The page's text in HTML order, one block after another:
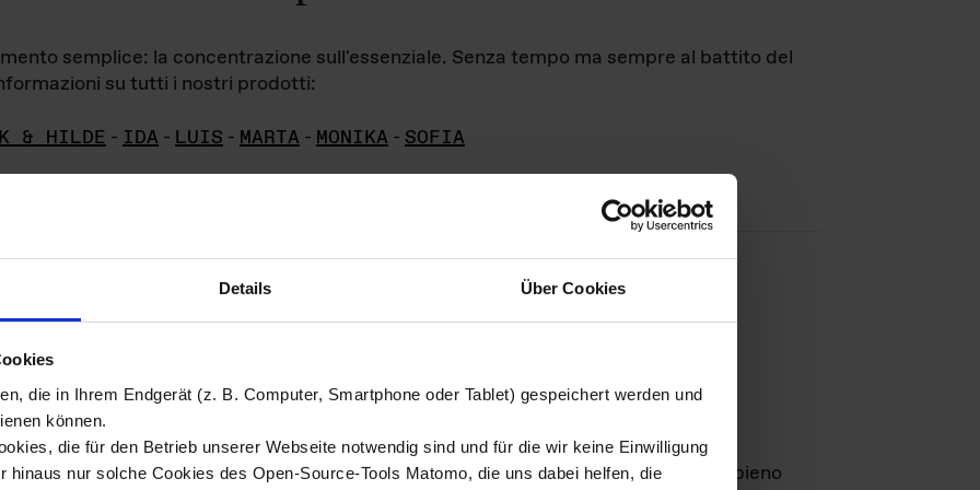
Details Über Cookies
die in Ihrem Endgerät (z. B. Computer, Smartphone oder Tablet) gespeichert werden und
können.
die für den Betrieb unserer Webseite notwendig sind und für die wir keine Einwilligung
hinaus nur solche Cookies des Open-Source-Tools Matomo, die uns dabei helfen, die
semplice: la concentrazione sull'essenziale. Senza tempo ma sempre al battito del
su tutti i nostri prodotti:
& HILDE - IDA - LUIS - MARTA - MONIKA - SOFIA
di immagini
materiale fotografico sono detenuti daDas ganze LebenGmbH e rimangono in pieno